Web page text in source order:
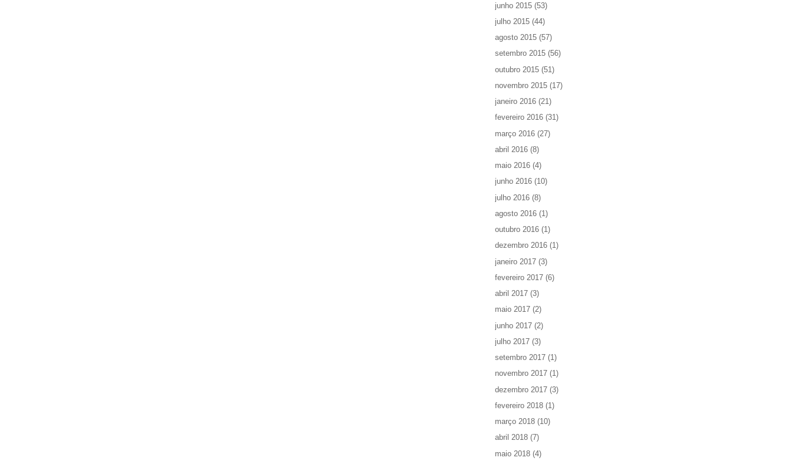
junho 2015 (53)
julho 2015 (44)
agosto 2015 (57)
setembro 2015 (56)
outubro 2015 (51)
novembro 2015 (17)
janeiro 2016 (21)
fevereiro 2016 (31)
março 2016 (27)
abril 2016 (8)
maio 2016 (4)
junho 2016 (10)
julho 2016 (8)
agosto 2016 (1)
outubro 2016 (1)
dezembro 2016 (1)
janeiro 2017 (3)
fevereiro 2017 (6)
abril 2017 (3)
maio 2017 (2)
junho 2017 (2)
julho 2017 (3)
setembro 2017 (1)
novembro 2017 (1)
dezembro 2017 (3)
fevereiro 2018 (1)
março 2018 (10)
abril 2018 (7)
maio 2018 (4)